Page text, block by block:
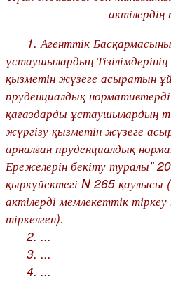
актілердің
1. Агенттік
ұстаушылардың
қызметін жүзеге асыратын
пруденциалдық нормативтерді
қағаздарды ұстаушылардың
жүргізу қызметін жүзеге
арналған пруденциалдық
Ережелерін бекіту туралы"
қыркүйектегі N 265 қаулысы
актілерді мемлекеттік
тіркелген).
2. ...
3. ...
4. ...